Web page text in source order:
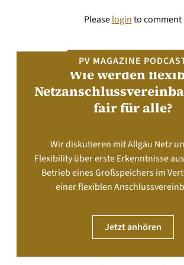
Pleaseloginto comment
PV MAGAZINE
Wie werden
fair für alle?
Wir diskutieren mit Allgäu Netz
Flexibility über erste Erkenntnisse
Betrieb eines Großspeichers im
einer flexiblen
Jetzt anhören